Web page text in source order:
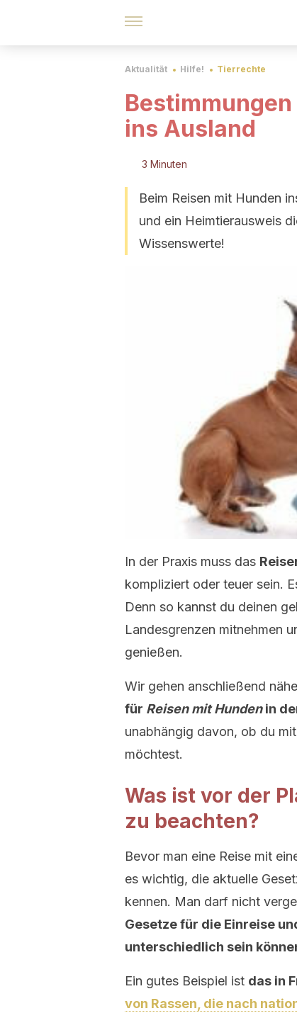
Aktualität Hilfe! Tierrechte
ins Ausland
3 Minuten
Beim Reisen mit Hunden
und ein Heimtierausweis
Wissenswerte!
In der Praxis muss das
kompliziert oder teuer sein.
Denn so kannst du deinen
Landesgrenzen mitnehmen
genießen.
Wir gehen anschließend
für Reisen mit Hundenin
unabhängig davon, ob du
möchtest.
Was ist vor der
zu beachten?
Bevor man eine Reise mit
es wichtig, die aktuelle
kennen. Man darf nicht
Gesetze für die Einreise
unterschiedlich sein
Ein gutes Beispiel ist das in
von Rassen, die nach